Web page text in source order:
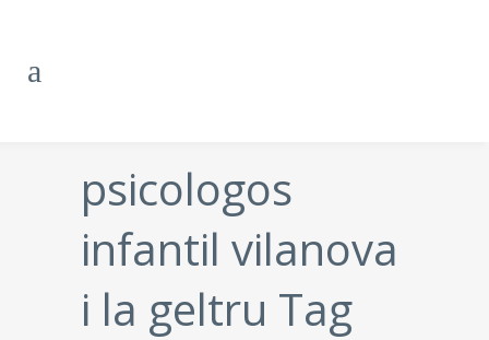
psicologos
infantil vilanova
i la geltru Tag